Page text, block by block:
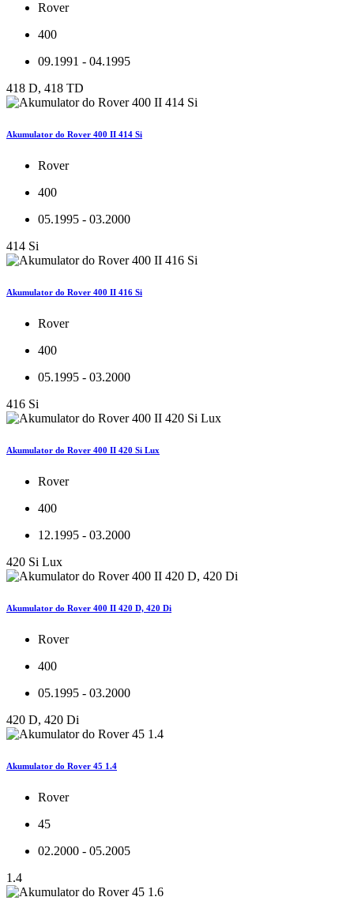
Rover
400
09.1991 - 04.1995
418 D, 418 TD
Akumulator do Rover 400 II 414 Si
Rover
400
05.1995 - 03.2000
414 Si
Akumulator do Rover 400 II 416 Si
Rover
400
05.1995 - 03.2000
416 Si
Akumulator do Rover 400 II 420 Si Lux
Rover
400
12.1995 - 03.2000
420 Si Lux
Akumulator do Rover 400 II 420 D, 420 Di
Rover
400
05.1995 - 03.2000
420 D, 420 Di
Akumulator do Rover 45 1.4
Rover
45
02.2000 - 05.2005
1.4